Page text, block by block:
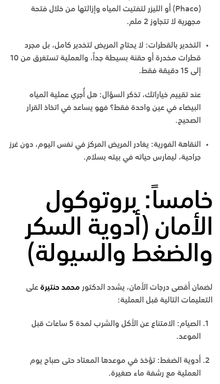
(Phaco) أو الليزر لتفتيت المياه وإزالتها من خلال فتحة
مجهرية لا تتجاوز 2 ملم.
التخدير بالقطرات: لا يحتاج المريض لتخدير كامل، بل مجرد
قطرات مخدرة أو حقنة بسيطة جداً، والعملية تستغرق من 10
إلى 15 دقيقة
فقط.
عند تقييم خياراتك، تذكر السؤال: هل أُجري عملية المياه
البيضاء في عين واحدة فقط؟ فهو يساعد في اتخاذ القرار
الصحيح.
النقاهة الفورية: يغادر المريض المركز في نفس اليوم، دون غرز
جراحية، ليمارس حياته في بيته بسلام.
خامساً: بروتوكول
الأمان (أدوية السكر
والضغط والسيولة)
لضمان أقصى درجات الأمان، يشدد الدكتور محمد حنتيرة على
التعليمات التالية قبل العملية:
الصيام:
الامتناع عن الأكل والشرب لمدة 5 ساعات قبل
الموعد.
أدوية الضغط: تؤخذ في موعدها المعتاد حتى صباح يوم
العملية مع رشفة ماء صغيرة.